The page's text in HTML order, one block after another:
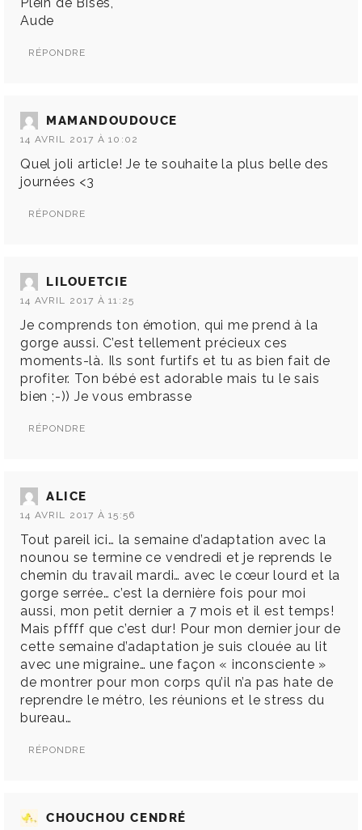
Aude
RÉPONDRE
MAMANDOUDOUCE
14 AVRIL 2017 À 10:02
Quel joli article! Je te souhaite la plus belle des
journées <3
RÉPONDRE
LILOUETCIE
14 AVRIL 2017 À 11:25
Je comprends ton émotion, qui me prend à la
gorge aussi. C’est tellement précieux ces
moments-là. Ils sont furtifs et tu as bien fait de
profiter. Ton bébé est adorable mais tu le sais
bien ;-)) Je vous embrasse
RÉPONDRE
ALICE
14 AVRIL 2017 À 15:56
Tout pareil ici… la semaine d’adaptation avec la
nounou se termine ce vendredi et je reprends le
chemin du travail mardi… avec le cœur lourd et la
gorge serrée… c’est la dernière fois pour moi
aussi, mon petit dernier a 7 mois et il est temps!
Mais pffff que c’est dur! Pour mon dernier jour de
cette semaine d’adaptation je suis clouée au lit
avec une migraine… une façon « inconsciente »
de montrer pour mon corps qu’il n’a pas hate de
reprendre le métro, les réunions et le stress du
bureau…
RÉPONDRE
CHOUCHOU CENDRÉ